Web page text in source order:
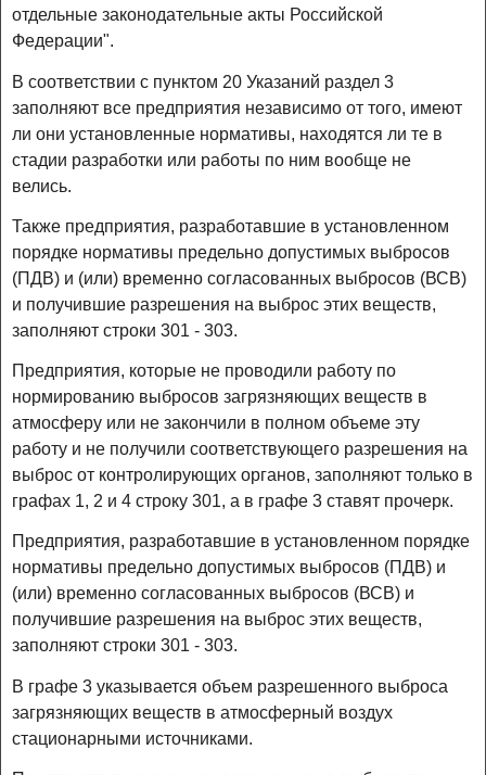
отдельные законодательные акты Российской
Федерации".
В соответствии с пунктом 20 Указаний раздел 3
заполняют все предприятия независимо от того, имеют
ли они установленные нормативы, находятся ли те в
стадии разработки или работы по ним вообще не
велись.
Также предприятия, разработавшие в установленном
порядке нормативы предельно допустимых выбросов
(ПДВ) и (или) временно согласованных выбросов (ВСВ)
и получившие разрешения на выброс этих веществ,
заполняют строки 301 - 303.
Предприятия, которые не проводили работу по
нормированию выбросов загрязняющих веществ в
атмосферу или не закончили в полном объеме эту
работу и не получили соответствующего разрешения на
выброс от контролирующих органов, заполняют только в
графах 1, 2 и 4 строку 301, а в графе 3 ставят прочерк.
Предприятия, разработавшие в установленном порядке
нормативы предельно допустимых выбросов (ПДВ) и
(или) временно согласованных выбросов (ВСВ) и
получившие разрешения на выброс этих веществ,
заполняют строки 301 - 303.
В графе 3 указывается объем разрешенного выброса
загрязняющих веществ в атмосферный воздух
стационарными источниками.